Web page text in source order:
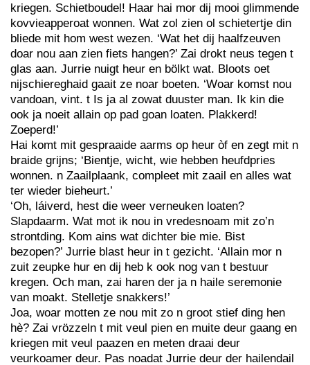
kriegen. Schietboudel! Haar hai mor dij mooi glimmende
kovvieapperoat wonnen. Wat zol zien ol schietertje din
bliede mit hom west wezen. ‘Wat het dij haalfzeuven
doar nou aan zien fiets hangen?’ Zai drokt neus tegen t
glas aan. Jurrie nuigt heur en bölkt wat. Bloots oet
nijschiereghaid gaait ze noar boeten. ‘Woar komst nou
vandoan, vint. t Is ja al zowat duuster man. Ik kin die
ook ja noeit allain op pad goan loaten. Plakkerd!
Zoeperd!’
Hai komt mit gespraaide aarms op heur òf en zegt mit n
braide grijns; ‘Bientje, wicht, wie hebben heufdpries
wonnen. n Zaailplaank, compleet mit zaail en alles wat
ter wieder bieheurt.’
‘Oh, láiverd, hest die weer verneuken loaten?
Slapdaarm. Wat mot ik nou in vredesnoam mit zo’n
strontding. Kom ains wat dichter bie mie. Bist
bezopen?’ Jurrie blast heur in t gezicht. ‘Allain mor n
zuit zeupke hur en dij heb k ook nog van t bestuur
kregen. Och man, zai haren der ja n haile seremonie
van moakt. Stelletje snakkers!’
Joa, woar motten ze nou mit zo n groot stief ding hen
hè? Zai vrözzeln t mit veul pien en muite deur gaang en
kriegen mit veul paazen en meten draai deur
veurkoamer deur. Pas noadat Jurrie deur der hailendail